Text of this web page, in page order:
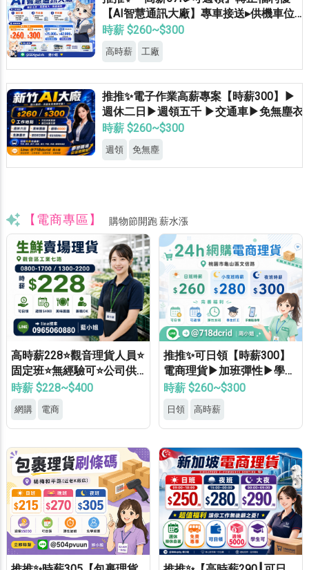
【AI智慧通訊大廠】專車接送▸供機車位▸
餐費補助▸立即上班
時薪 $260~$300
高時薪 工廠
推推✨電子作業高薪專案【時薪300】▶
週休二日▶週領五千 ▶交通車▶免無塵衣
時薪 $260~$300
週領 免無塵
【電商專區】 購物節開跑 薪水漲
高時薪228⭐觀音理貨人員⭐
固定班⭐無經驗可⭐公司供
餐⭐錄取率高
時薪 $228~$400
網購 電商
推推✨可日領【時薪300】
電商理貨▶加班彈性▶學生
打工▶月休8天▶高錄取
時薪 $260~$300
日領 高時薪